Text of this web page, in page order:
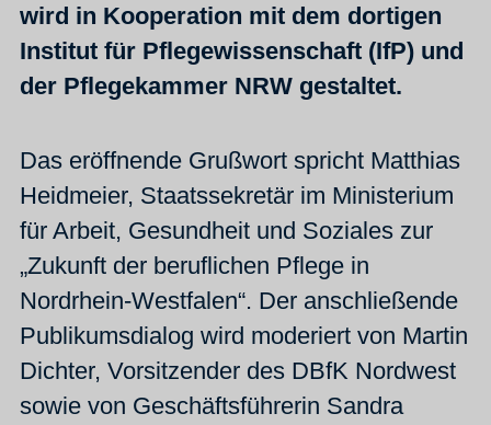
wird in Kooperation mit dem dortigen
Institut für Pflegewissenschaft (IfP) und
der Pflegekammer NRW gestaltet.
Das eröffnende Grußwort spricht Matthias
Heidmeier, Staatssekretär im Ministerium
für Arbeit, Gesundheit und Soziales zur
„Zukunft der beruflichen Pflege in
Nordrhein-Westfalen“. Der anschließende
Publikumsdialog wird moderiert von Martin
Dichter, Vorsitzender des DBfK Nordwest
sowie von Geschäftsführerin Sandra